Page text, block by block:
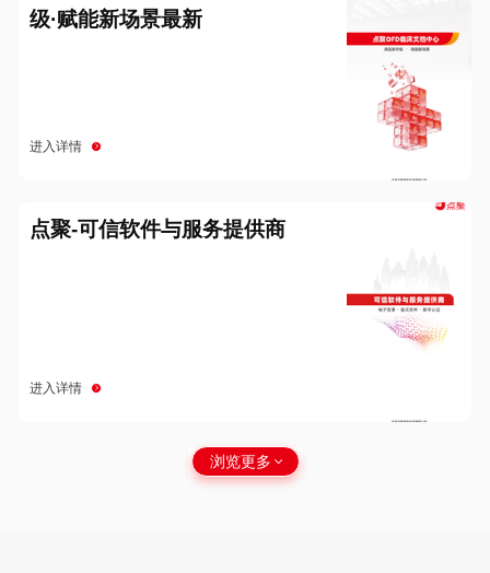
级·赋能新场景最新
进入详情
点聚-可信软件与服务提供商
进入详情
浏览更多